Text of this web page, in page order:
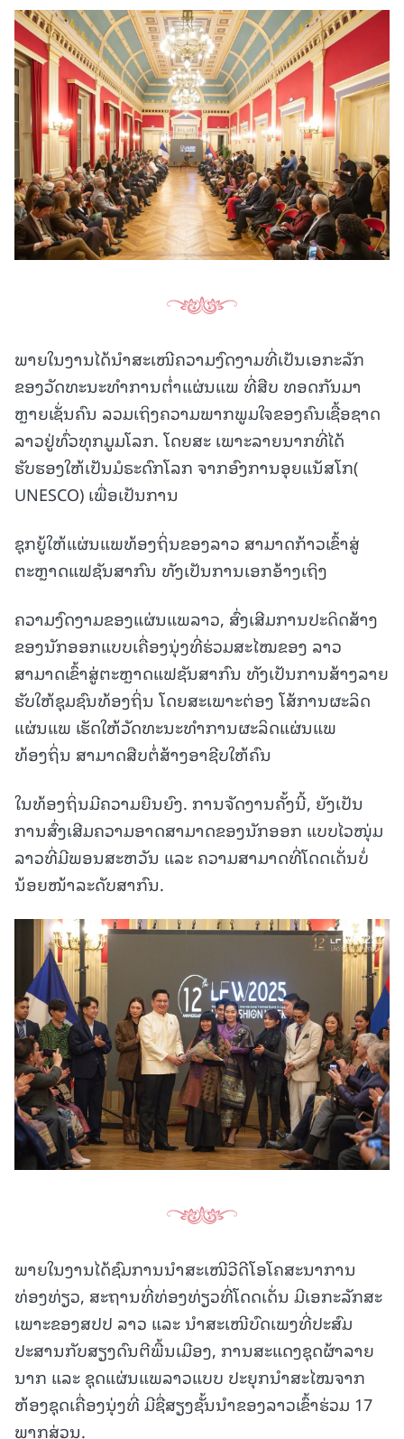
ພາຍໃນງານໄດ້ນໍາສະເໜີຄວາມງົດງາມທີ່ເປັນເອກະລັກ
ຂອງວັດທະນະທໍາການຕໍ່າແຜ່ນແພ ທີ່ສືບ ທອດກັນມາ
ຫຼາຍເຊັ່ນຄົນ ລວມເຖິງຄວາມພາກພູມໃຈຂອງຄົນເຊື້ອຊາດ
ລາວຢູ່ທົ່ວທຸກມູມໂລກ. ໂດຍສະ ເພາະລາຍນາກທີ່ໄດ້
ຮັບຮອງໃຫ້ເປັນມໍຣະດົກໂລກ ຈາກອົງການອຸຍແນັສໂກ(
UNESCO) ເພື່ອເປັນການ
ຊຸກຍູ້ໃຫ້ແຜ່ນແພທ້ອງຖິ່ນຂອງລາວ ສາມາດກ້າວເຂົ້າສູ່
ຕະຫຼາດແຟຊັນສາກົນ ທັງເປັນການເອກອ້າງເຖິງ
ຄວາມງົດງາມຂອງແຜ່ນແພລາວ, ສົ່ງເສີມການປະດິດສ້າງ
ຂອງນັກອອກແບບເຄື່ອງນຸ່ງທີ່ຮ່ວມສະໄໝຂອງ ລາວ
ສາມາດເຂົ້າສູ່ຕະຫຼາດແຟຊັນສາກົນ ທັງເປັນການສ້າງລາຍ
ຮັບໃຫ້ຊຸມຊົນທ້ອງຖິ່ນ ໂດຍສະເພາະຕ່ອງ ໂສ້ການຜະລິດ
ແຜ່ນແພ ເຮັດໃຫ້ວັດທະນະທໍາການຜະລິດແຜ່ນແພ
ທ້ອງຖິ່ນ ສາມາດສືບຕໍ່ສ້າງອາຊີບໃຫ້ຄົນ
ໃນທ້ອງຖິ່ນມີຄວາມຍືນຍົງ. ການຈັດງານຄັ້ງນີ້, ຍັງເປັນ
ການສົ່ງເສີມຄວາມອາດສາມາດຂອງນັກອອກ ແບບໄວໜຸ່ມ
ລາວທີ່ມີພອນສະຫວັນ ແລະ ຄວາມສາມາດທີ່ໂດດເດັ່ນບໍ່
ນ້ອຍໜ້າລະດັບສາກົນ.
ພາຍໃນງານໄດ້ຊົມການນໍາສະເໜີວີດີໂອໂຄສະນາການ
ທ່ອງທ່ຽວ, ສະຖານທີ່ທ່ອງທ່ຽວທີ່ໂດດເດັ່ນ ມີເອກະລັກສະ
ເພາະຂອງສປປ ລາວ ແລະ ນໍາສະເໜີບົດເພງທີ່ປະສົມ
ປະສານກັບສຽງດົນຕີພື້ນເມືອງ, ການສະແດງຊຸດຜ້າລາຍ
ນາກ ແລະ ຊຸດແຜ່ນແພລາວແບບ ປະຍຸກນໍາສະໄໝຈາກ
ຫ້ອງຊຸດເຄື່ອງນຸ່ງທີ່ ມີຊື່ສຽງຊັ້ນນໍາຂອງລາວເຂົ້າຮ່ວມ 17
ພາກສ່ວນ.